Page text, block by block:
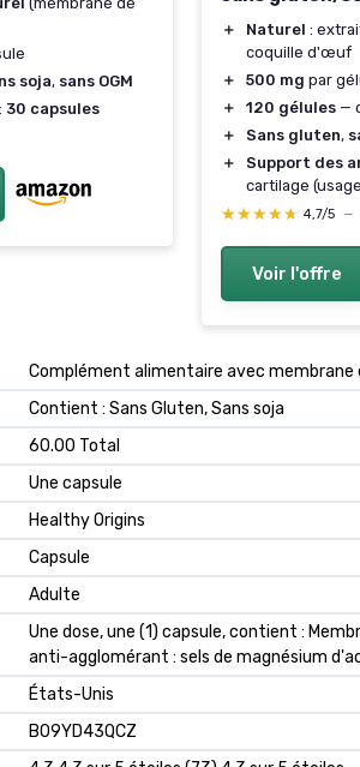
soja, sans OGM
30 capsules
＋ Naturel :
coquille d'œuf
＋
500 mg par
＋
120 gélules —
＋
Sans gluten,
＋
Support des
cartilage
★★★★★
★★★★★ 4,7/5 —
Voir l'offre
‎Complément alimentaire avec
‎Contient : Sans Gluten, Sans soja
‎60.00 Total
‎Une capsule
‎Healthy Origins
‎Capsule
‎Adulte
‎Une dose, une (1) capsule, contient :
anti-agglomérant : sels de magnésium
‎États-Unis
B09YD43QCZ